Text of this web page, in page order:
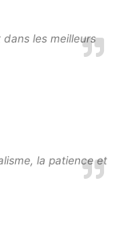
les meilleurs
la patience et